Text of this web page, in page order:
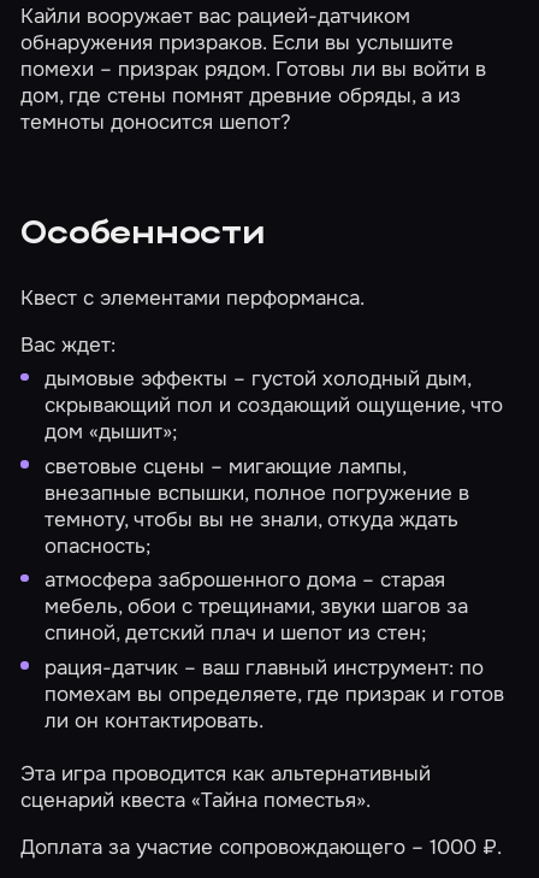
Кайли вооружает вас рацией-датчиком
обнаружения призраков. Если вы услышите
помехи – призрак рядом. Готовы ли вы войти в
дом, где стены помнят древние обряды, а из
темноты доносится шепот?
Особенности
Квест с элементами перформанса.
Вас ждет:
дымовые эффекты – густой холодный дым,
скрывающий пол и создающий ощущение, что
дом «дышит»;
световые сцены – мигающие лампы,
внезапные вспышки, полное погружение в
темноту, чтобы вы не знали, откуда ждать
опасность;
атмосфера заброшенного дома – старая
мебель, обои с трещинами, звуки шагов за
спиной, детский плач и шепот из стен;
рация-датчик – ваш главный инструмент: по
помехам вы определяете, где призрак и готов
ли он контактировать.
Эта игра проводится как альтернативный
сценарий квеста«Тайна поместья».
Доплата за участие сопровождающего – 1000 ₽.